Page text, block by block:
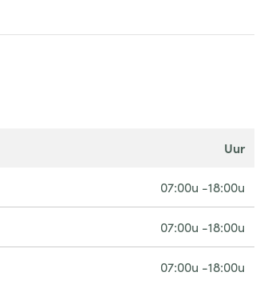
uur
07:00u -18:00u
07:00u -18:00u
07:00u -18:00u